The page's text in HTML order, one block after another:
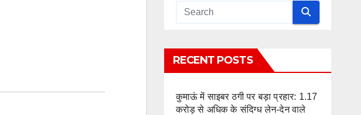
RECENT POSTS
कुमाऊं में साइबर ठगी पर बड़ा प्रहार: 1.17
करोड़ से अधिक के संदिग्ध लेन-देन वाले